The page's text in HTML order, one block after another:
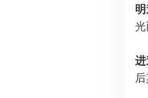
光
进